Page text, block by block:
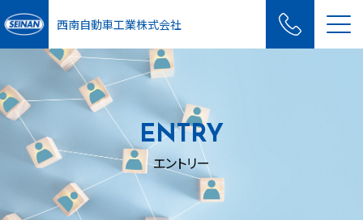
西南自動車工業株式会社
ENTRY
エントリー